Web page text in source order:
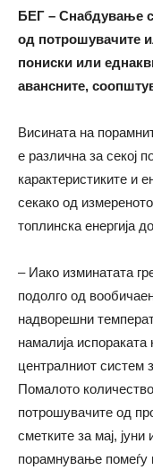
БЕГ – Снабдување
од потрошувачите
пониски или
авансните,
Висината на
е различна за секој
карактеристиките и
секако од
топлинска енергија
– Иако изминатата
подолго од
надворешни
намалија испораката
централниот систем
Помалото
потрошувачите од
сметките за мај,
порамнување помеѓу